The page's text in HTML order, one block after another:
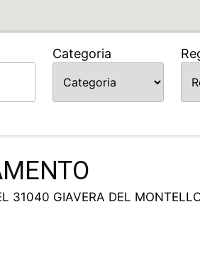
Categoria
31040 GIAVERA DEL